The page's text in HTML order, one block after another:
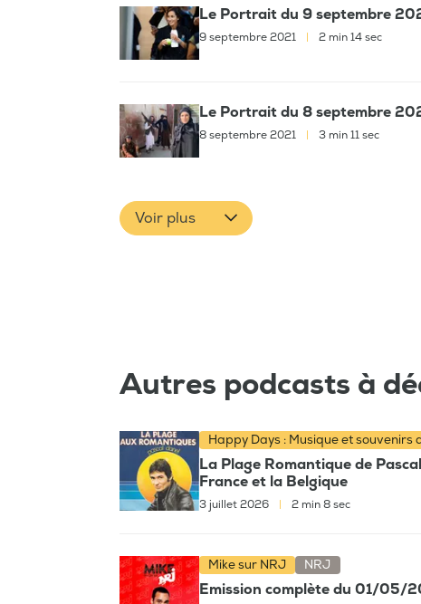
Le Portrait du 9 septembre
9 septembre 2021 2 min 14 sec
Le Portrait du 8 septembre
8 septembre 2021 3 min 11 sec
Voir plus
Autres podcasts à
Happy Days : Musique et souvenirs
La Plage Romantique de
France et la Belgique
3 juillet 2026 2 min 8 sec
Mike sur NRJ NRJ
Emission complète du 01/05/